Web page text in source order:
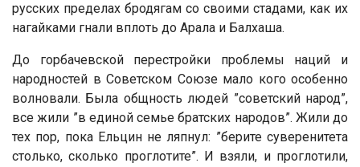
русских пределах бродягам со своими стадами, как их
нагайками гнали вплоть до Арала и Балхаша.
До горбачевской перестройки проблемы наций и
народностей в Советском Союзе мало кого особенно
волновали. Была общность людей ”советский народ”,
все жили ”в единой семье братских народов”. Жили до
тех пор, пока Ельцин не ляпнул: ”берите суверенитета
столько, сколько проглотите”. И взяли, и проглотили,